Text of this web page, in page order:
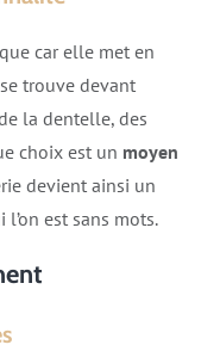
car elle met en
trouve devant
la dentelle, des
choix est un moyen
devient ainsi un
est sans mots.